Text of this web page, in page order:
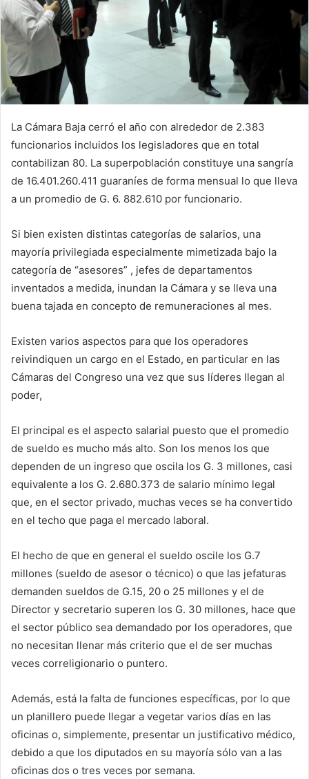
La Cámara Baja cerró el año con alrededor de 2.383
funcionarios incluidos los legisladores que en total
contabilizan 80. La superpoblación constituye una sangría
de 16.401.260.411 guaraníes de forma mensual lo que lleva
a un promedio de G. 6. 882.610 por funcionario.
Si bien existen distintas categorías de salarios, una
mayoría privilegiada especialmente mimetizada bajo la
categoría de “asesores” , jefes de departamentos
inventados a medida, inundan la Cámara y se lleva una
buena tajada en concepto de remuneraciones al mes.
Existen varios aspectos para que los operadores
reivindiquen un cargo en el Estado, en particular en las
Cámaras del Congreso una vez que sus líderes llegan al
poder,
El principal es el aspecto salarial puesto que el promedio
de sueldo es mucho más alto. Son los menos los que
dependen de un ingreso que oscila los G. 3 millones, casi
equivalente a los G. 2.680.373 de salario mínimo legal
que, en el sector privado, muchas veces se ha convertido
en el techo que paga el mercado laboral.
El hecho de que en general el sueldo oscile los G.7
millones (sueldo de asesor o técnico) o que las jefaturas
demanden sueldos de G.15, 20 o 25 millones y el de
Director y secretario superen los G. 30 millones, hace que
el sector público sea demandado por los operadores, que
no necesitan llenar más criterio que el de ser muchas
veces correligionario o puntero.
Además, está la falta de funciones específicas, por lo que
un planillero puede llegar a vegetar varios días en las
oficinas o, simplemente, presentar un justificativo médico,
debido a que los diputados en su mayoría sólo van a las
oficinas dos o tres veces por semana.